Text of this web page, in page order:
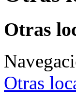
Otras
Otras